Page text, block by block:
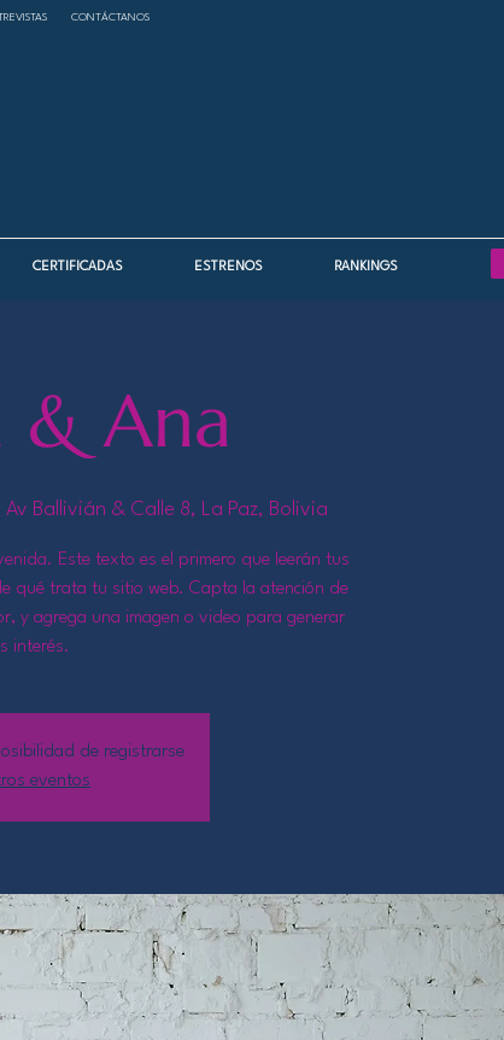
CONTÁCTANOS
CERTIFICADAS ESTRENOS RANKINGS
& Ana
Ballivián & Calle 8, La Paz, Bolivia
Este texto es el primero que leerán tus
qué trata tu sitio web. Capta la atención de
y agrega una imagen o video para generar
interés.
de registrarse
eventos